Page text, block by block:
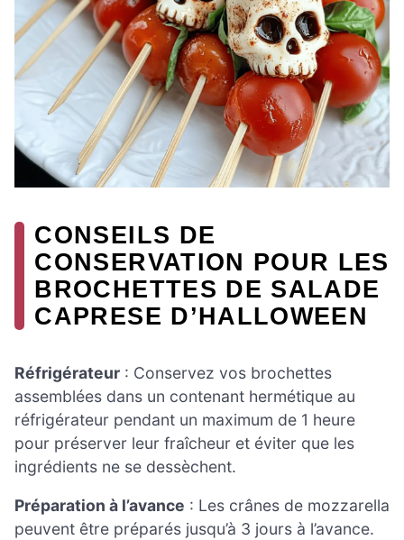
CONSEILS DE
CONSERVATION POUR LES
BROCHETTES DE SALADE
CAPRESE D’HALLOWEEN
Réfrigérateur : Conservez vos brochettes
assemblées dans un contenant hermétique au
réfrigérateur pendant un maximum de 1 heure
pour préserver leur fraîcheur et éviter que les
ingrédients ne se dessèchent.
Préparation à l’avance : Les crânes de mozzarella
peuvent être préparés jusqu’à 3 jours à l’avance.